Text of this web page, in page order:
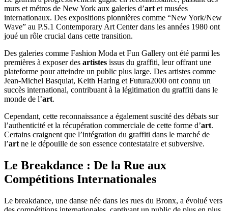
murs et métros de New York aux galeries d’art et musées
internationaux. Des expositions pionnières comme “New York/New
Wave” au P.S.1 Contemporary Art Center dans les années 1980 ont
joué un rôle crucial dans cette transition.
Des galeries comme Fashion Moda et Fun Gallery ont été parmi les
premières à exposer des artistes issus du graffiti, leur offrant une
plateforme pour atteindre un public plus large. Des artistes comme
Jean-Michel Basquiat, Keith Haring et Futura2000 ont connu un
succès international, contribuant à la légitimation du graffiti dans le
monde de l’art.
Cependant, cette reconnaissance a également suscité des débats sur
l’authenticité et la récupération commerciale de cette forme d’art.
Certains craignent que l’intégration du graffiti dans le marché de
l’art ne le dépouille de son essence contestataire et subversive.
Le Breakdance : De la Rue aux
Compétitions Internationales
Le breakdance, une danse née dans les rues du Bronx, a évolué vers